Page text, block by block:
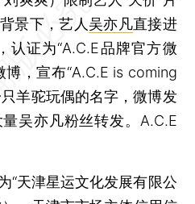
景下，艺人 吴亦凡直接进
认证为“A.C.E品牌官方微
，宣布“A.C.E is coming
羊驼玩偶的名字，微博发
吴亦凡粉丝转发。A.C.E
天津星运文化发展有限公